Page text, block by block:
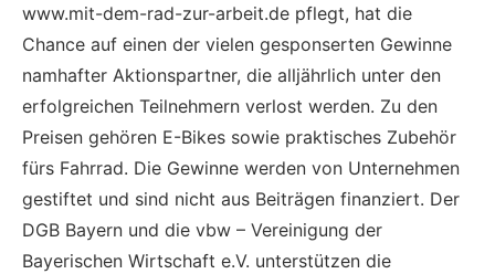
www.mit-dem-rad-zur-arbeit.de pflegt, hat die
Chance auf einen der vielen gesponserten Gewinne
namhafter Aktionspartner, die alljährlich unter den
erfolgreichen Teilnehmern verlost werden. Zu den
Preisen gehören E-Bikes sowie praktisches Zubehör
fürs Fahrrad. Die Gewinne werden von Unternehmen
gestiftet und sind nicht aus Beiträgen finanziert. Der
DGB Bayern und die vbw – Vereinigung der
Bayerischen Wirtschaft e.V. unterstützen die